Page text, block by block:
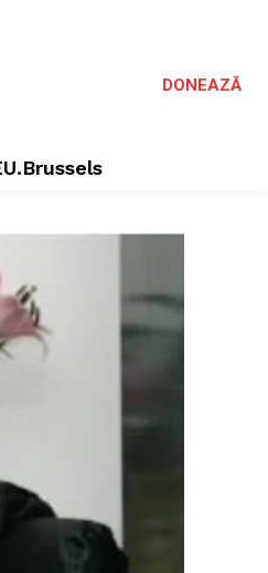
DONEAZĂ